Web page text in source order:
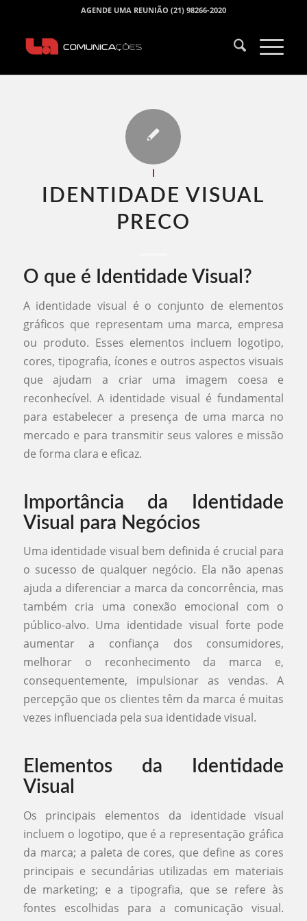
AGENDE UMA REUNIÃO (21) 98266-2020
IDENTIDADE VISUAL
PRECO​
O que é Identidade Visual?
A identidade visual é o conjunto de elementos
gráficos que representam uma marca, empresa
ou produto. Esses elementos incluem logotipo,
cores, tipografia, ícones e outros aspectos visuais
que ajudam a criar uma imagem coesa e
reconhecível. A identidade visual é fundamental
para estabelecer a presença de uma marca no
mercado e para transmitir seus valores e missão
de forma clara e eficaz.
Importância da Identidade
Visual para Negócios
Uma identidade visual bem definida é crucial para
o sucesso de qualquer negócio. Ela não apenas
ajuda a diferenciar a marca da concorrência, mas
também cria uma conexão emocional com o
público-alvo. Uma identidade visual forte pode
aumentar a confiança dos consumidores,
melhorar o reconhecimento da marca e,
consequentemente, impulsionar as vendas. A
percepção que os clientes têm da marca é muitas
vezes influenciada pela sua identidade visual.
Elementos da Identidade
Visual
Os principais elementos da identidade visual
incluem o logotipo, que é a representação gráfica
da marca; a paleta de cores, que define as cores
principais e secundárias utilizadas em materiais
de marketing; e a tipografia, que se refere às
fontes escolhidas para a comunicação visual.